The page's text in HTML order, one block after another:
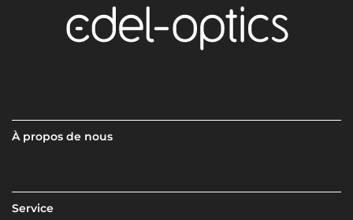
À propos de nous
Service